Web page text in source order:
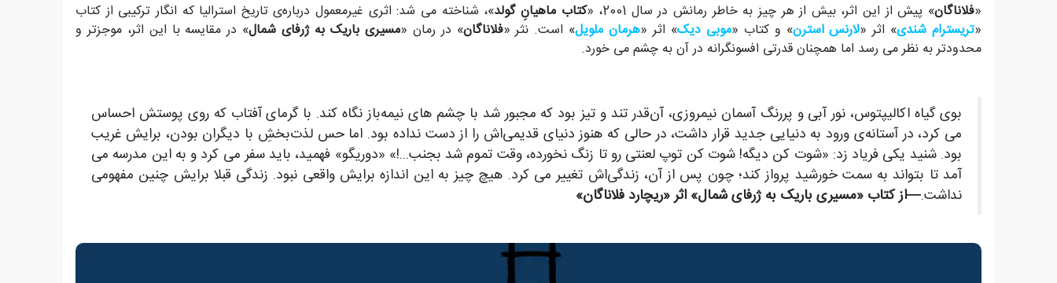
«فلاناگان» پیش از این اثر، بیش از هر چیز به خاطر رمانش در سال 2001، « کتاب ماهیانِ گولد»، شناخته می شد: اثری غیرمعمول درباره‌ی تاریخ استرالیا که انگار ترکیبی از کتاب
«تریسترام شندی» اثر «لارنس استرن» و کتاب «موبی دیک» اثر «هرمان ملویل» است. نثر «فلاناگان» در رمان «مسیری باریک به ژرفای شمال» در مقایسه با این اثر، موجزتر و
محدودتر به نظر می رسد اما همچنان قدرتی افسونگرانه در آن به چشم می خورد.
بوی گیاه اکالیپتوس، نور آبی و پررنگ آسمان نیمروزی، آن‌قدر تند و تیز بود که مجبور شد با چشم های نیمه‌باز نگاه کند. با گرمای آفتاب که روی پوستش احساس
می کرد، در آستانه‌ی ورود به دنیایی جدید قرار داشت، در حالی که هنوز دنیای قدیمی‌اش را از دست نداده بود. اما حس لذت‌بخشِ با دیگران بودن، برایش غریب
بود. شنید یکی فریاد زد: «شوت کن دیگه! شوت کن توپ لعنتی رو تا زنگ نخورده، وقت تموم شد بجنب...!» «دوریگو» فهمید، باید سفر می کرد و به این مدرسه می
آمد تا بتواند به سمت خورشید پرواز کند؛ چون پس از آن، زندگی‌اش تغییر می کرد. هیچ چیز به این اندازه برایش واقعی نبود. زندگی قبلا برایش چنین مفهومی
نداشت.—از کتاب «مسیری باریک به ژرفای شمال» اثر «ریچارد فلاناگان»